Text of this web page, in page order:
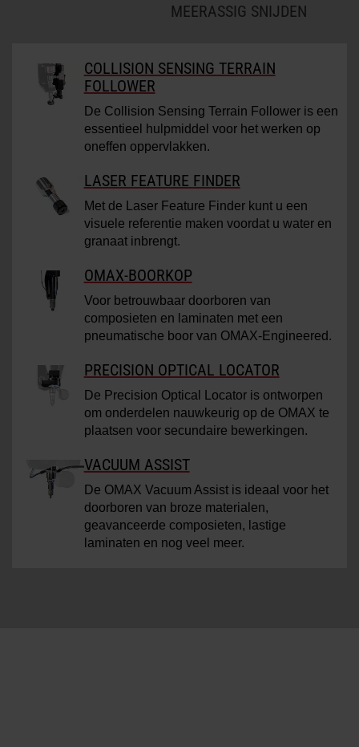
MEERASSIG SNIJDEN
COLLISION SENSING TERRAIN
FOLLOWER
De Collision Sensing Terrain Follower is een
essentieel hulpmiddel voor het werken op
oneffen oppervlakken.
LASER FEATURE FINDER
Met de Laser Feature Finder kunt u een
visuele referentie maken voordat u water en
granaat inbrengt.
OMAX-BOORKOP
Voor betrouwbaar doorboren van
composieten en laminaten met een
pneumatische boor van OMAX-Engineered.
PRECISION OPTICAL LOCATOR
De Precision Optical Locator is ontworpen
om onderdelen nauwkeurig op de OMAX te
plaatsen voor secundaire bewerkingen.
VACUUM ASSIST
De OMAX Vacuum Assist is ideaal voor het
doorboren van broze materialen,
geavanceerde composieten, lastige
laminaten en nog veel meer.